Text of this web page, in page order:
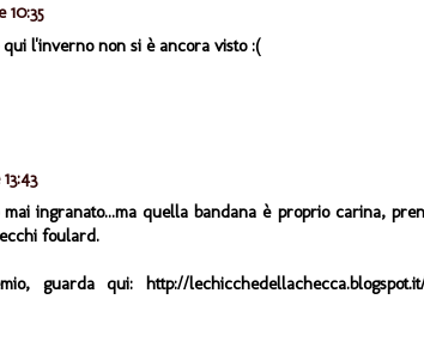
10:35
l'inverno non si è ancora visto :(
ingranato...ma quella bandana è proprio carina,
foulard.
guarda qui: http://lechicchedellachecca.blogspot.it/